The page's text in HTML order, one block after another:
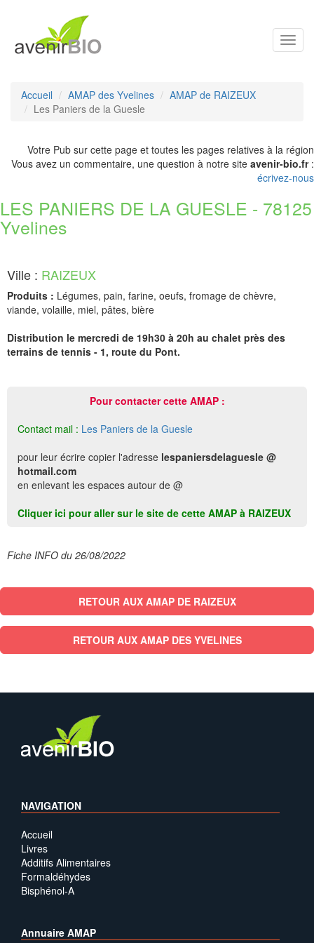
Accueil AMAP des Yvelines
AMAP de RAIZEUX
Les Paniers de la Guesle
Votre Pub sur cette page et toutes les pages relatives à la région
Vous avez un commentaire, une question à notre site avenir-bio.fr:
écrivez-nous
LES PANIERS DE LA GUESLE - 78125
Yvelines
Ville : RAIZEUX
Produits : Légumes, pain, farine, oeufs, fromage de chèvre,
viande, volaille, miel, pâtes, bière
Distribution le mercredi de 19h30 à 20h au chalet près des
terrains de tennis - 1, route du Pont.
Pour contacter cette AMAP :
Contact mail : Les Paniers de la Guesle
pour leur écrire copier l'adresse lespaniersdelaguesle @
hotmail.com
en enlevant les espaces autour de @
Cliquer ici pour aller sur le site de cette AMAP à RAIZEUX
Fiche INFO du 26/08/2022
RETOUR AUX AMAP DE RAIZEUX
RETOUR AUX AMAP DES YVELINES
NAVIGATION
Accueil
Livres
Additifs Alimentaires
Formaldéhydes
Bisphénol-A
Annuaire AMAP